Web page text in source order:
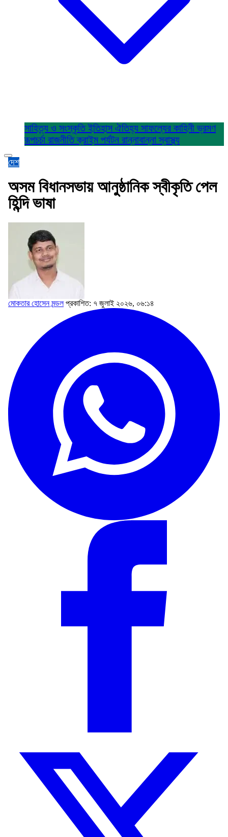
সাহিত্য ও সংস্কৃতিইতিহাস ঐতিহ্য সাফল্যের কাহিনীভ্রমণ
রূপচর্চা রাজনীতিক্রাইম পর্যটন রান্নাবান্নাস্বাস্থ্য
দেশ
অসম বিধানসভায় আনুষ্ঠানিক স্বীকৃতি পেল
হিন্দি ভাষা
মোকতার হোসেন মন্ডল প্রকাশিত: ৭ জুলাই ২০২৬, ০৬:১৪